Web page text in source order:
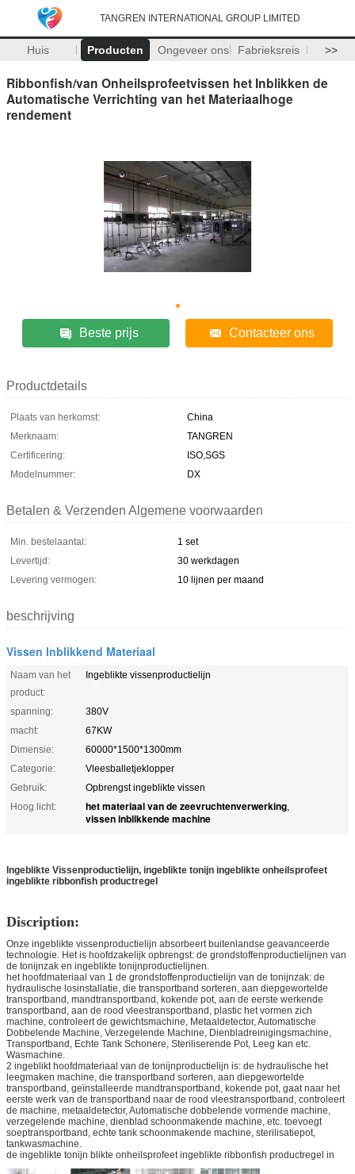
TANGREN INTERNATIONAL GROUP LIMITED
Huis Producten Ongeveer ons Fabrieksreis >>
Ribbonfish/van Onheilsprofeetvissen het Inblikken de
Automatische Verrichting van het Materiaalhoge
rendement
Beste prijs Contacteer ons
Productdetails
Plaats van herkomst:
China
Merknaam:
TANGREN
Certificering:
ISO,SGS
Modelnummer:
DX
Betalen & Verzenden Algemene voorwaarden
Min. bestelaantal:
1 set
Levertijd:
30 werkdagen
Levering vermogen:
10 lijnen per maand
beschrijving
Vissen Inblikkend Materiaal
Naam van het
product:
Ingeblikte vissenproductielijn
spanning:
380V
macht:
67KW
Dimensie:
60000*1500*1300mm
Categorie:
Vleesballetjeklopper
Gebruik:
Opbrengst ingeblikte vissen
Hoog licht:
het materiaal van de zeevruchtenverwerking,
vissen inblikkende machine
Ingeblikte Vissenproductielijn, ingeblikte tonijn ingeblikte onheilsprofeet
ingeblikte ribbonfish productregel
Discription:
Onze ingeblikte vissenproductielijn absorbeert buitenlandse geavanceerde
technologie. Het is hoofdzakelijk opbrengst: de grondstoffenproductielijnen van
de tonijnzak en ingeblikte tonijnproductielijnen.
het hoofdmateriaal van 1 de grondstoffenproductielijn van de tonijnzak: de
hydraulische losinstallatie, die transportband sorteren, aan diepgewortelde
transportband, mandtransportband, kokende pot, aan de eerste werkende
transportband, aan de rood vleestransportband, plastic het vormen zich
machine, controleert de gewichtsmachine, Metaaldetector, Automatische
Dobbelende Machine, Verzegelende Machine, Dienbladreinigingsmachine,
Transportband, Echte Tank Schonere, Steriliserende Pot, Leeg kan etc.
Wasmachine.
2 ingeblikt hoofdmateriaal van de tonijnproductielijn is: de hydraulische het
leegmaken machine, die transportband sorteren, aan diepgewortelde
transportband, geïnstalleerde mandtransportband, kokende pot, gaat naar het
eerste werk van de transportband naar de rood vleestransportband, controleert
de machine, metaaldetector, Automatische dobbelende vormende machine,
verzegelende machine, dienblad schoonmakende machine, etc. toevoegt
soeptransportband, echte tank schoonmakende machine, sterilisatiepot,
tankwasmachine.
de ingeblikte tonijn blikte onheilsprofeet ingeblikte ribbonfish productregel in